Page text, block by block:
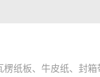
楞纸板、牛皮纸、封箱